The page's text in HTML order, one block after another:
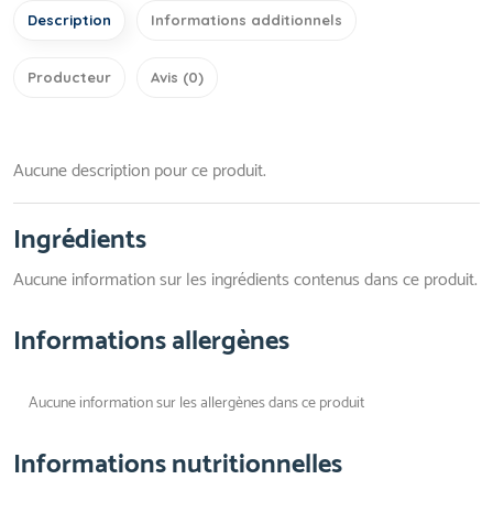
Description Informations additionnels
Producteur Avis (0)
Aucune description pour ce produit.
Ingrédients
Aucune information sur les ingrédients contenus dans ce produit.
Informations allergènes
Aucune information sur les allergènes dans ce produit
Informations nutritionnelles